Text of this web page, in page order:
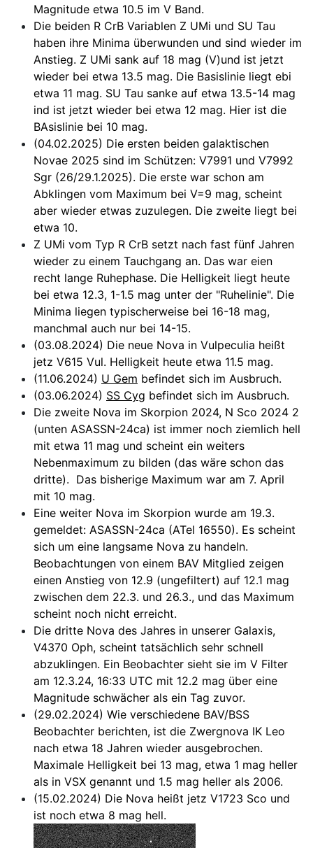
Magnitude etwa 10.5 im V Band.
Die beiden R CrB Variablen Z UMi und SU Tau
haben ihre Minima überwunden und sind wieder im
Anstieg. Z UMi sank auf 18 mag (V)und ist jetzt
wieder bei etwa 13.5 mag. Die Basislinie liegt ebi
etwa 11 mag. SU Tau sanke auf etwa 13.5-14 mag
ind ist jetzt wieder bei etwa 12 mag. Hier ist die
BAsislinie bei 10 mag.
(04.02.2025) Die ersten beiden galaktischen
Novae 2025 sind im Schützen: V7991 und V7992
Sgr (26/29.1.2025). Die erste war schon am
Abklingen vom Maximum bei V=9 mag, scheint
aber wieder etwas zuzulegen. Die zweite liegt bei
etwa 10.
Z UMi vom Typ R CrB setzt nach fast fünf Jahren
wieder zu einem Tauchgang an. Das war eien
recht lange Ruhephase. Die Helligkeit liegt heute
bei etwa 12.3, 1-1.5 mag unter der "Ruhelinie". Die
Minima liegen typischerweise bei 16-18 mag,
manchmal auch nur bei 14-15.
(03.08.2024) Die neue Nova in Vulpeculia heißt
jetz V615 Vul. Helligkeit heute etwa 11.5 mag.
(11.06.2024) U Gem befindet sich im Ausbruch.
(03.06.2024) SS Cyg befindet sich im Ausbruch.
Die zweite Nova im Skorpion 2024, N Sco 2024 2
(unten ASASSN-24ca) ist immer noch ziemlich hell
mit etwa 11 mag und scheint ein weiters
Nebenmaximum zu bilden (das wäre schon das
dritte). Das bisherige Maximum war am 7. April
mit 10 mag.
Eine weiter Nova im Skorpion wurde am 19.3.
gemeldet: ASASSN-24ca (ATel 16550). Es scheint
sich um eine langsame Nova zu handeln.
Beobachtungen von einem BAV Mitglied zeigen
einen Anstieg von 12.9 (ungefiltert) auf 12.1 mag
zwischen dem 22.3. und 26.3., und das Maximum
scheint noch nicht erreicht.
Die dritte Nova des Jahres in unserer Galaxis,
V4370 Oph, scheint tatsächlich sehr schnell
abzuklingen. Ein Beobachter sieht sie im V Filter
am 12.3.24, 16:33 UTC mit 12.2 mag über eine
Magnitude schwächer als ein Tag zuvor.
(29.02.2024) Wie verschiedene BAV/BSS
Beobachter berichten, ist die Zwergnova IK Leo
nach etwa 18 Jahren wieder ausgebrochen.
Maximale Helligkeit bei 13 mag, etwa 1 mag heller
als in VSX genannt und 1.5 mag heller als 2006.
(15.02.2024) Die Nova heißt jetz V1723 Sco und
ist noch etwa 8 mag hell.